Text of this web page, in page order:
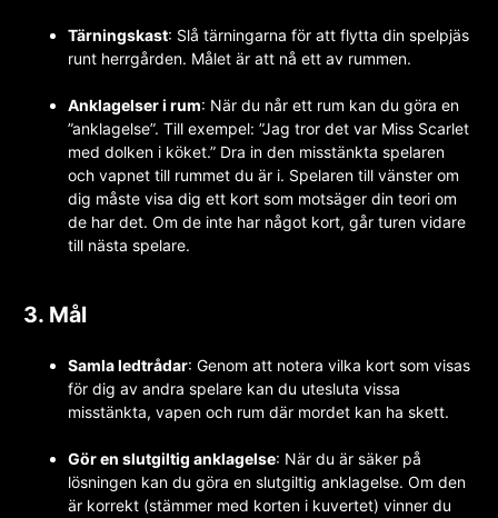
Tärningskast: Slå tärningarna för att flytta din spelpjäs
runt herrgården. Målet är att nå ett av rummen.
Anklagelser i rum: När du når ett rum kan du göra en
”anklagelse”. Till exempel: ”Jag tror det var Miss Scarlet
med dolken i köket.” Dra in den misstänkta spelaren
och vapnet till rummet du är i. Spelaren till vänster om
dig måste visa dig ett kort som motsäger din teori om
de har det. Om de inte har något kort, går turen vidare
till nästa spelare.
3. Mål
Samla ledtrådar: Genom att notera vilka kort som visas
för dig av andra spelare kan du utesluta vissa
misstänkta, vapen och rum där mordet kan ha skett.
Gör en slutgiltig anklagelse: När du är säker på
lösningen kan du göra en slutgiltig anklagelse. Om den
är korrekt (stämmer med korten i kuvertet) vinner du